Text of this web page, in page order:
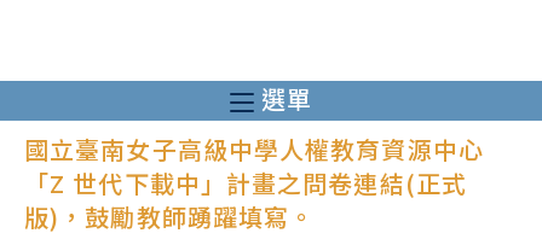
至
主
選單
國立臺南女子高級中學人權教育資源中心
「Z 世代下載中」計畫之問卷連結(正式
版)，鼓勵教師踴躍填寫。